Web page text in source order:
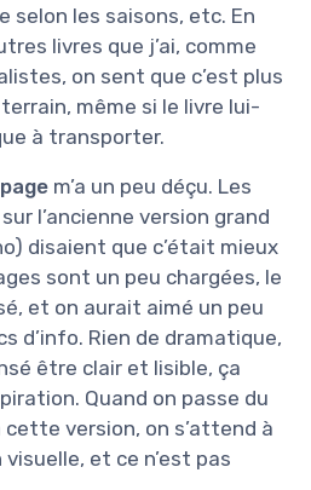
selon les saisons, etc. En
livres que j’ai, comme
on sent que c’est plus
même si le livre lui-
à transporter.
m’a un peu déçu. Les
l’ancienne version grand
disaient que c’était mieux
sont un peu chargées, le
et on aurait aimé un peu
d’info. Rien de dramatique,
être clair et lisible, ça
Quand on passe du
version, on s’attend à
et ce n’est pas